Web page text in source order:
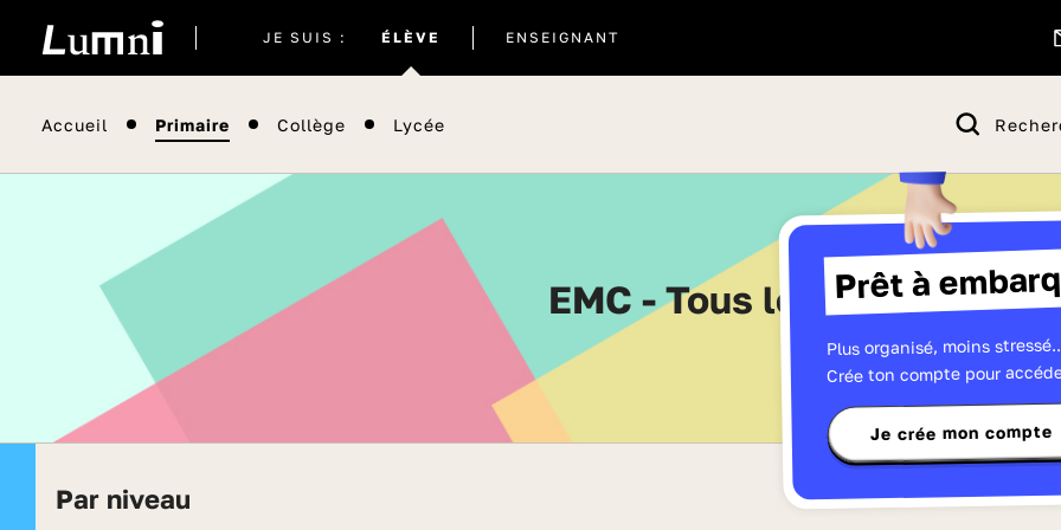
JE SUIS : ÉLÈVE
actuel
ENSEIGNANT
Accueil Primaire Collège Lycée
Prêt à
Plus organisé, moins
Crée ton compte pour
Je crée mon compte
EMC - Tous les quiz de CE2
Par niveau